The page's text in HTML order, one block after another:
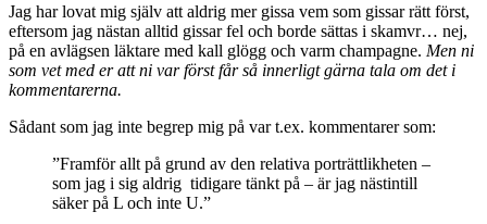
Jag har lovat mig själv att aldrig mer gissa vem som gissar rätt först,
eftersom jag nästan alltid gissar fel och borde sättas i skamvr… nej,
på en avlägsen läktare med kall glögg och varm champagne. Men ni
som vet med er att ni var först får så innerligt gärna tala om det i
kommentarerna.
Sådant som jag inte begrep mig på var t.ex. kommentarer som:
”Framför allt på grund av den relativa porträttlikheten –
som jag i sig aldrig tidigare tänkt på – är jag nästintill
säker på L och inte U.”